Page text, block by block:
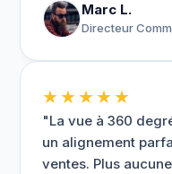
Marc L.
Directeur
★★★★★
"La vue à 360
un alignement
ventes. Plus